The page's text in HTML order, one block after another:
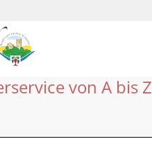
von A bis Z